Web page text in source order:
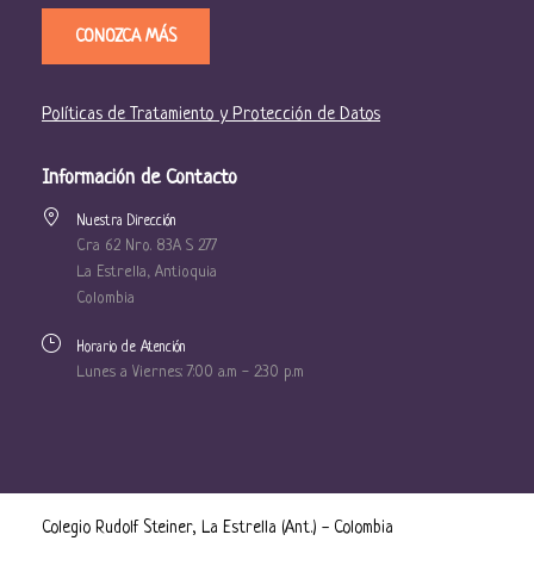
CONOZCA MÁS
Políticas de Tratamiento y Protección de Datos
Información de Contacto
Nuestra Dirección
Cra 62 Nro. 83A S 277
La Estrella, Antioquia
Colombia
Horario de Atención
Lunes a Viernes: 7:00 a.m - 2:30 p.m
Colegio Rudolf Steiner, La Estrella (Ant.) - Colombia